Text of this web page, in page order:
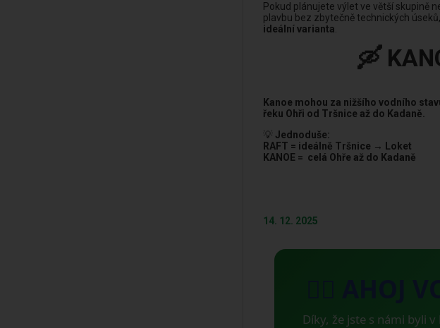
Pokud plánujete výlet ve větší skupině
plavbu bez zbytečně technických úseků,
ideální varianta.
🛶
Kanoe mohou za nižšího vodního
řeku Ohři od Tršnice až do Kadaně.
💡 Jednoduše:
RAFT = ideálně Tršnice → Loket
KANOE = celá Ohře až do Kadaně
14. 12. 2025
Díky, že jste s námi byli